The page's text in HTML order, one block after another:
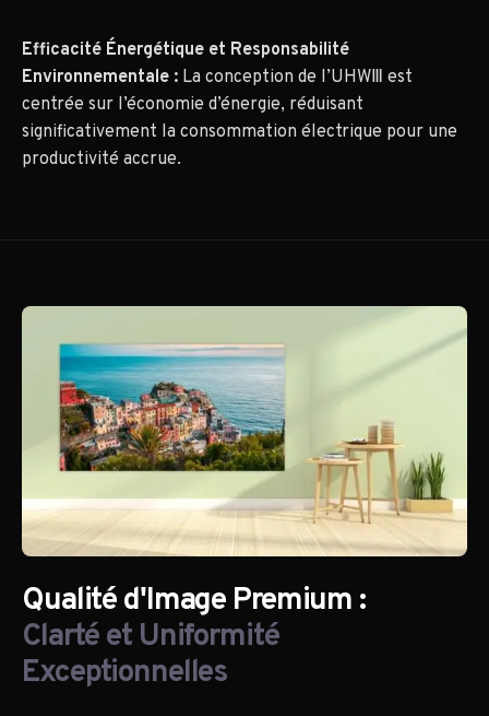
Efficacité Énergétique et Responsabilité
Environnementale : La conception de l’UHWⅢ est
centrée sur l’économie d’énergie, réduisant
significativement la consommation électrique pour une
productivité accrue.
Qualité d'Image Premium :
Clarté et Uniformité
Exceptionnelles